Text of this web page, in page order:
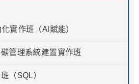
實作班（AI賦能）
管理系統建置實作班
（SQL）